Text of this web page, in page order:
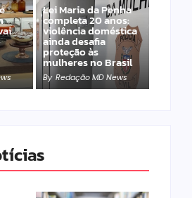
Lei Maria da Penha
completa 20 anos:
violência doméstica
ainda desafia
proteção às
mulheres no Brasil
By Redação MD News